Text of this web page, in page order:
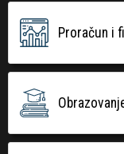
Proračun i